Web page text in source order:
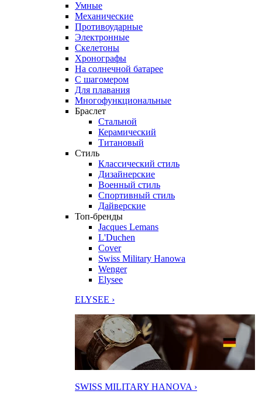
Умные
Механические
Противоударные
Электронные
Скелетоны
Хронографы
На солнечной батарее
С шагомером
Для плавания
Многофункциональные
Браслет
Стальной
Керамический
Титановый
Стиль
Классический стиль
Дизайнерские
Военный стиль
Спортивный стиль
Дайверские
Топ-бренды
Jacques Lemans
L'Duchen
Cover
Swiss Military Hanowa
Wenger
Elysee
ELYSEE ›
SWISS MILITARY HANOVA ›